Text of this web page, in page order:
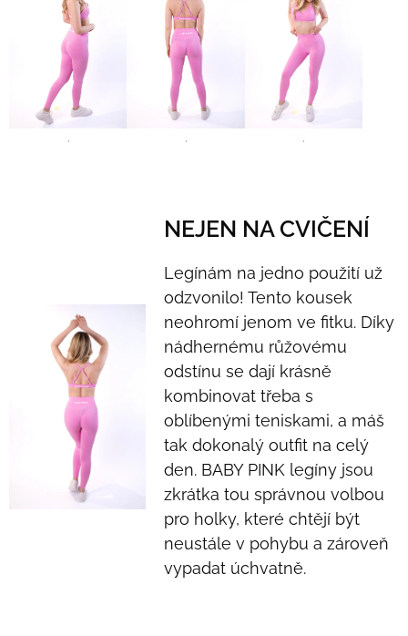
' ' '
NEJEN NA CVIČENÍ
Legínám na jedno použití už
odzvonilo! Tento kousek
neohromí jenom ve fitku. Díky
nádhernému růžovému
odstínu se dají krásně
kombinovat třeba s
oblíbenými teniskami, a máš
tak dokonalý outfit na celý
den. BABY PINK legíny jsou
zkrátka tou správnou volbou
pro holky, které chtějí být
neustále v pohybu a zároveň
vypadat úchvatně.